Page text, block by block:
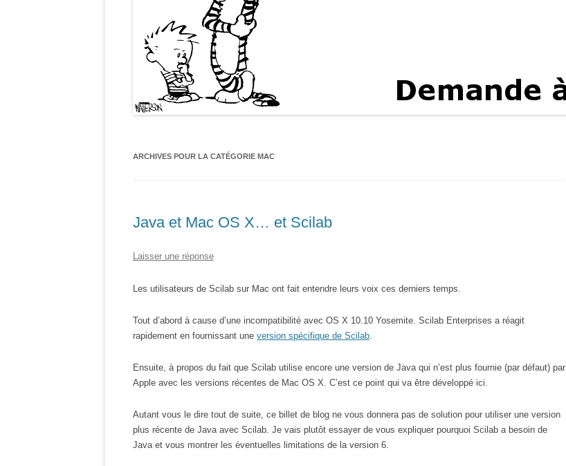
ARCHIVES POUR LA CATÉGORIE MAC
Java et Mac OS X… et Scilab
Laisser une réponse
Les utilisateurs de Scilab sur Mac ont fait entendre leurs voix ces derniers temps.
Tout d’abord à cause d’une incompatibilité avec OS X 10.10 Yosemite. Scilab Enterprises a réagit
rapidement en fournissant une version spécifique de Scilab.
Ensuite, à propos du fait que Scilab utilise encore une version de Java qui n’est plus fournie (par défaut) par
Apple avec les versions récentes de Mac OS X. C’est ce point qui va être développé ici.
Autant vous le dire tout de suite, ce billet de blog ne vous donnera pas de solution pour utiliser une version
plus récente de Java avec Scilab. Je vais plutôt essayer de vous expliquer pourquoi Scilab a besoin de
Java et vous montrer les éventuelles limitations de la version 6.